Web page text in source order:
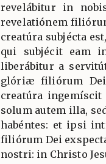
revelábitur in
revelatiónem
creatúra subjécta
qui subjécit eam
liberábitur a
glóriæ filiórum
creatúra
solum autem illa,
habéntes: et ipsi
filiórum Dei
nostri: in Christo